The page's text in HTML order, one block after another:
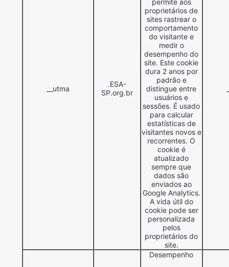
__utma
.ESA-
SP.org.br
permite aos
proprietários de
sites rastrear o
comportamento
do visitante e
medir o
desempenho do
site. Este cookie
dura 2 anos por
padrão e
distingue entre
usuários e
sessões. É usado
para calcular
estatísticas de
visitantes novos e
recorrentes. O
cookie é
atualizado
sempre que
dados são
enviados ao
Google Analytics.
A vida útil do
cookie pode ser
personalizada
pelos
proprietários do
site.
Desempenho